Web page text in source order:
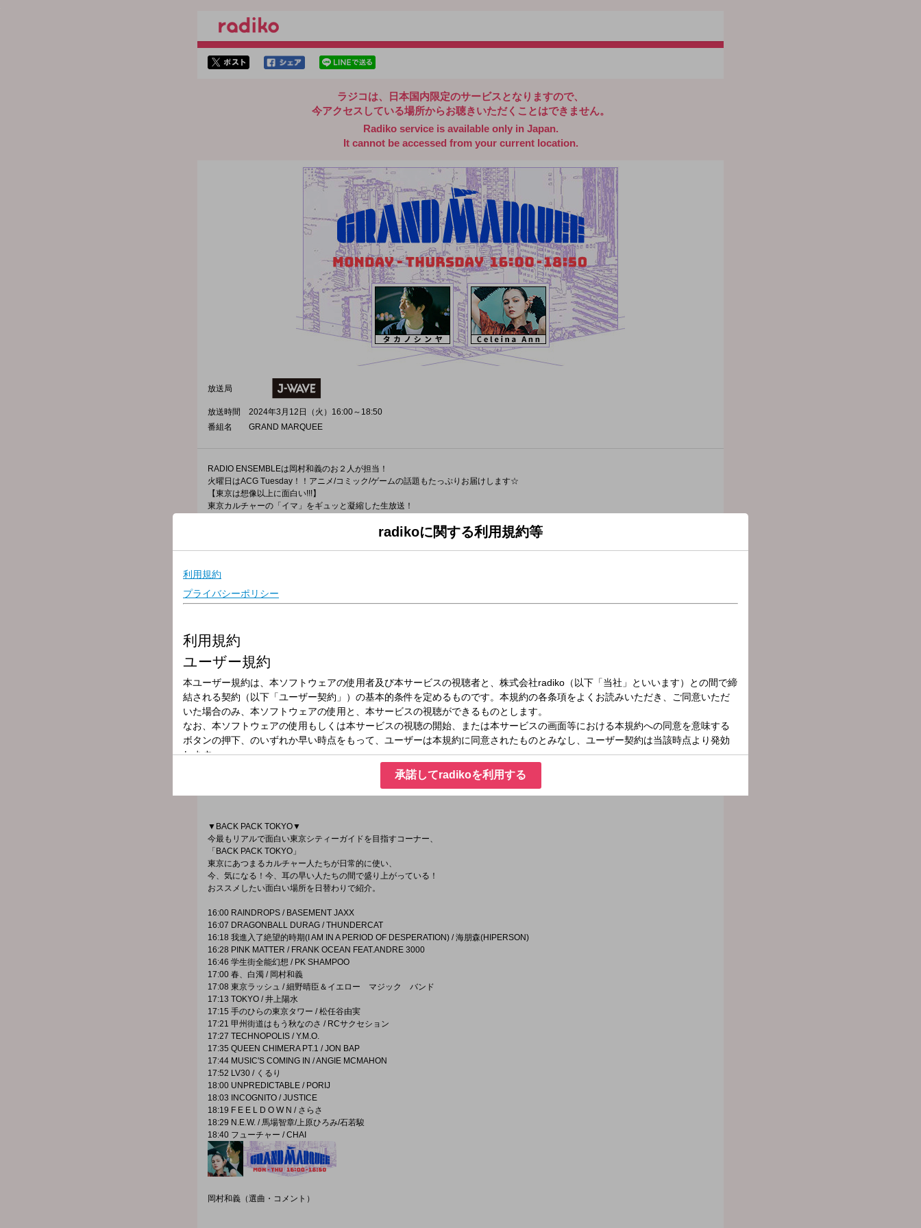
ラジコは、日本国内限定のサービスとなりますので、
今アクセスしている場所からお聴きいただくことはできません。
Radiko service is available only in Japan.
It cannot be accessed from your current location.
放送局
放送時間
2024年3月12日（火）16:00～18:50
番組名
GRAND MARQUEE
RADIO ENSEMBLEは岡村和義のお２人が担当！
火曜日はACG Tuesday！！アニメ/コミック/ゲームの話題もたっぷりお届けします☆
【東京は想像以上に面白い!!!】
東京カルチャーの「イマ」をギュッと凝縮した生放送！
そして日夜それを創り出す、刺激的で面白い人々が集い、語らう大空間！
これからの時代を切りひらくオルタナティブなカルチャーメディア「NiEW」とのコラボコーナー！！
毎日「NiEW」にアップされる、様々なカルチャートピックスの中から、
聞けば誰かに話したくなるような、聞けば今と未来の東京が見えてくるような、
▼FIST BUMP▼
有名無名、メジャーやマイナーを問わず、
東京で生きる、東京を楽しむ人たちが、リレー形式で登場！
気になる人たちと仲良くなっちゃおう！繋がっていこう！というコーナー。
▼RADIO ENSENBLE▼
東京のある街、ある商店街、ある路線・・・
セレクターたちが東京のある場面をイメージした選曲をお届けします。
その場への想いや東京の思い出について語りながら、たっぷり音楽で東京を回遊します。
▼BACK PACK TOKYO▼
今最もリアルで面白い東京シティーガイドを目指すコーナー、
「BACK PACK TOKYO」
東京にあつまるカルチャー人たちが日常的に使い、
今、気になる！今、耳の早い人たちの間で盛り上がっている！
おススメしたい面白い場所を日替わりで紹介。
16:00 RAINDROPS / BASEMENT JAXX
16:07 DRAGONBALL DURAG / THUNDERCAT
16:18 我進入了絶望的時期(I AM IN A PERIOD OF DESPERATION) / 海朋森(HIPERSON)
16:28 PINK MATTER / FRANK OCEAN FEAT.ANDRE 3000
16:46 学生街全能幻想 / PK SHAMPOO
17:00 春、白濁 / 岡村和義
17:08 東京ラッシュ / 細野晴臣＆イエロー マジック バンド
17:13 TOKYO / 井上陽水
17:15 手のひらの東京タワー / 松任谷由実
17:21 甲州街道はもう秋なのさ / RCサクセション
17:27 TECHNOPOLIS / Y.M.O.
17:35 QUEEN CHIMERA PT.1 / JON BAP
17:44 MUSIC'S COMING IN / ANGIE MCMAHON
17:52 LV30 / くるり
18:00 UNPREDICTABLE / PORIJ
18:03 INCOGNITO / JUSTICE
18:19 F E E L D O W N / さらさ
18:29 N.E.W. / 馬場智章/上原ひろみ/石若駿
18:40 フューチャー / CHAI
岡村和義（選曲・コメント）
radikoに関する利用規約等
承諾してradikoを利用する